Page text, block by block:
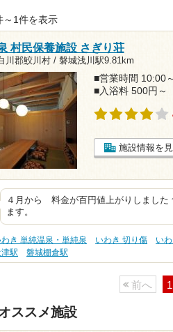
～1件を表示
村民保養施設 さぎり荘
川郡鮫川村 / 磐城浅川駅9.81km
■営業時間 10:00
■入浴料 500円～
施設情報を
４月から 料金が百円値上がりしまし
ます。
わき 単純温泉・単純泉 いわき 切り傷 い
駅
磐城棚倉駅
前へ 1
ススメ施設